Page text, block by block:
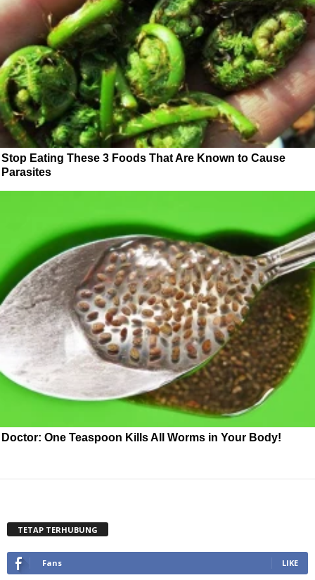
Stop Eating These 3 Foods That Are Known to Cause
Parasites
Doctor: One Teaspoon Kills All Worms in Your Body!
TETAP TERHUBUNG
Fans LIKE